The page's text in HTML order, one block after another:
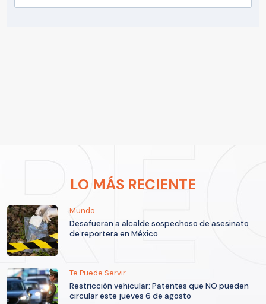
LO MÁS RECIENTE
Mundo
Desafueran a alcalde sospechoso de asesinato
de reportera en México
Te Puede Servir
Restricción vehicular: Patentes que NO pueden
circular este jueves 6 de agosto